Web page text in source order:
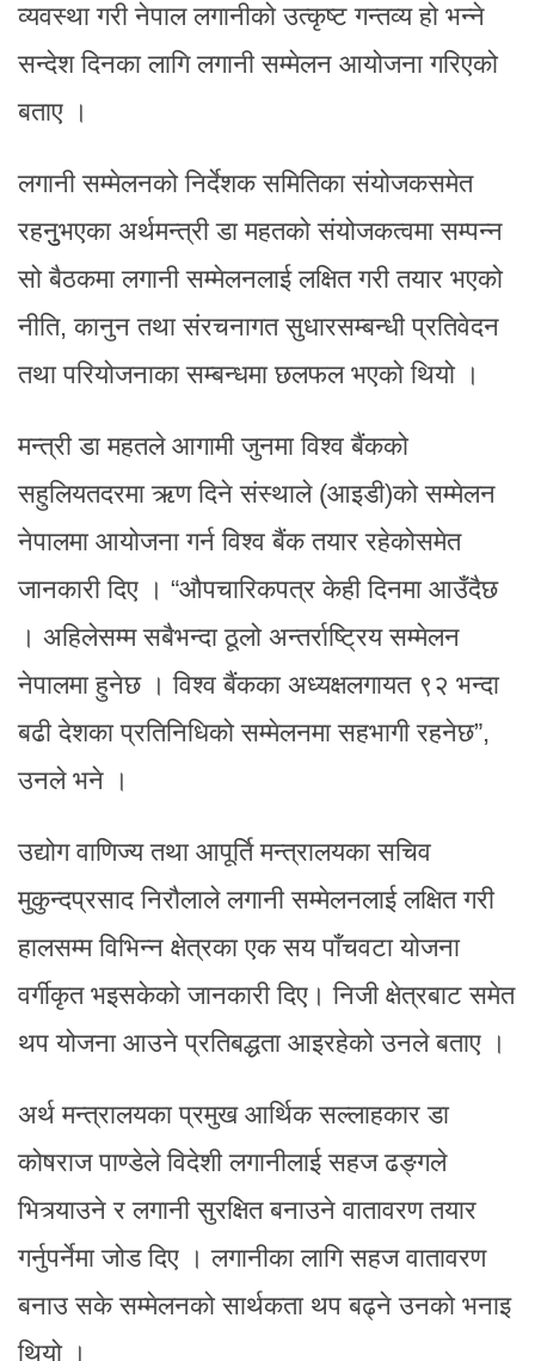
व्यवस्था गरी नेपाल लगानीको उत्कृष्ट गन्तव्य हो भन्ने
सन्देश दिनका लागि लगानी सम्मेलन आयोजना गरिएको
बताए ।
लगानी सम्मेलनको निर्देशक समितिका संयोजकसमेत
रहनुुभएका अर्थमन्त्री डा महतको संयोजकत्वमा सम्पन्न
सो बैठकमा लगानी सम्मेलनलाई लक्षित गरी तयार भएको
नीति, कानुन तथा संरचनागत सुधारसम्बन्धी प्रतिवेदन
तथा परियोजनाका सम्बन्धमा छलफल भएको थियो ।
मन्त्री डा महतले आगामी जुनमा विश्व बैंकको
सहुलियतदरमा ऋण दिने संस्थाले (आइडी)को सम्मेलन
नेपालमा आयोजना गर्न विश्व बैंक तयार रहेकोसमेत
जानकारी दिए । “औपचारिकपत्र केही दिनमा आउँदैछ
। अहिलेसम्म सबैभन्दा ठूलो अन्तर्राष्ट्रिय सम्मेलन
नेपालमा हुनेछ । विश्व बैंकका अध्यक्षलगायत ९२ भन्दा
बढी देशका प्रतिनिधिको सम्मेलनमा सहभागी रहनेछ”,
उनले भने ।
उद्योग वाणिज्य तथा आपूर्ति मन्त्रालयका सचिव
मुकुन्दप्रसाद निरौलाले लगानी सम्मेलनलाई लक्षित गरी
हालसम्म विभिन्न क्षेत्रका एक सय पाँचवटा योजना
वर्गीकृत भइसकेको जानकारी दिए। निजी क्षेत्रबाट समेत
थप योजना आउने प्रतिबद्धता आइरहेको उनले बताए ।
अर्थ मन्त्रालयका प्रमुख आर्थिक सल्लाहकार डा
कोषराज पाण्डेले विदेशी लगानीलाई सहज ढङ्गले
भित्र्याउने र लगानी सुरक्षित बनाउने वातावरण तयार
गर्नुपर्नेमा जोड दिए । लगानीका लागि सहज वातावरण
बनाउ सके सम्मेलनको सार्थकता थप बढ्ने उनको भनाइ
थियो ।